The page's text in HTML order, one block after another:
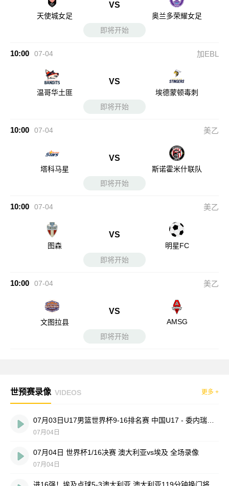
天使城女足
VS
奥兰多荣耀女足
即将开始
10:00 07-04 加EBL
温哥华土匪
VS
埃德蒙顿毒刺
即将开始
10:00 07-04 美乙
塔科马星
VS
斯诺霍米什联队
即将开始
10:00 07-04 美乙
图森
VS
明星FC
即将开始
10:00 07-04 美乙
文图拉县
VS
AMSG
即将开始
世预赛录像 VIDEOS 更多 +
07月04日
07月04日 世界杯1/16决赛 澳大利亚vs埃及 全场录像
07月04日